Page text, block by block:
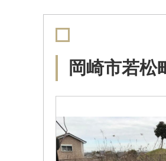
岡崎市若松